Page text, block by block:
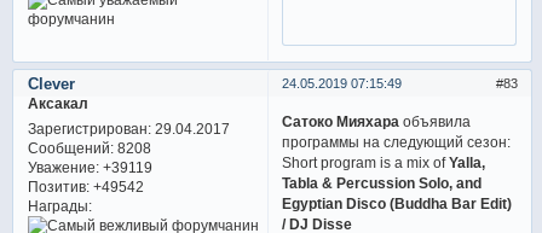
83
24.05.2019 07:15:49
Clever
Аксакал
Зарегистрирован: 29.04.2017
Сообщений:8208
Уважение: +39119
Позитив: +49542
Награды:
Сатоко Мияхараобъявила
программы на следующий сезон:
Short program is a mix ofYalla,
Tabla & Percussion Solo, and
Egyptian Disco (Buddha Bar Edit)
/ DJ Disse